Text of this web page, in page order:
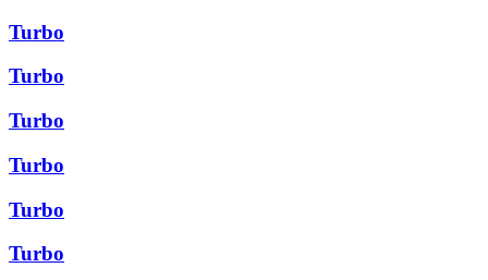
Turbo
Turbo
Turbo
Turbo
Turbo
Turbo